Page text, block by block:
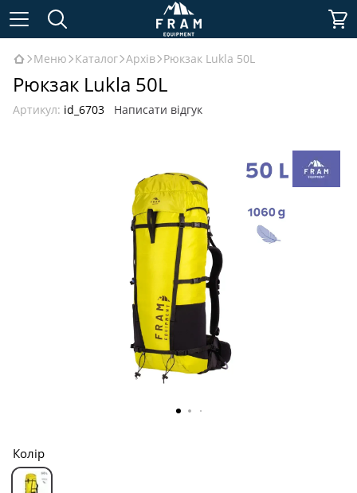
Меню Каталог Архів Рюкзак Lukla 50L
Рюкзак Lukla 50L
Артикул: id_6703 Написати відгук
Колір